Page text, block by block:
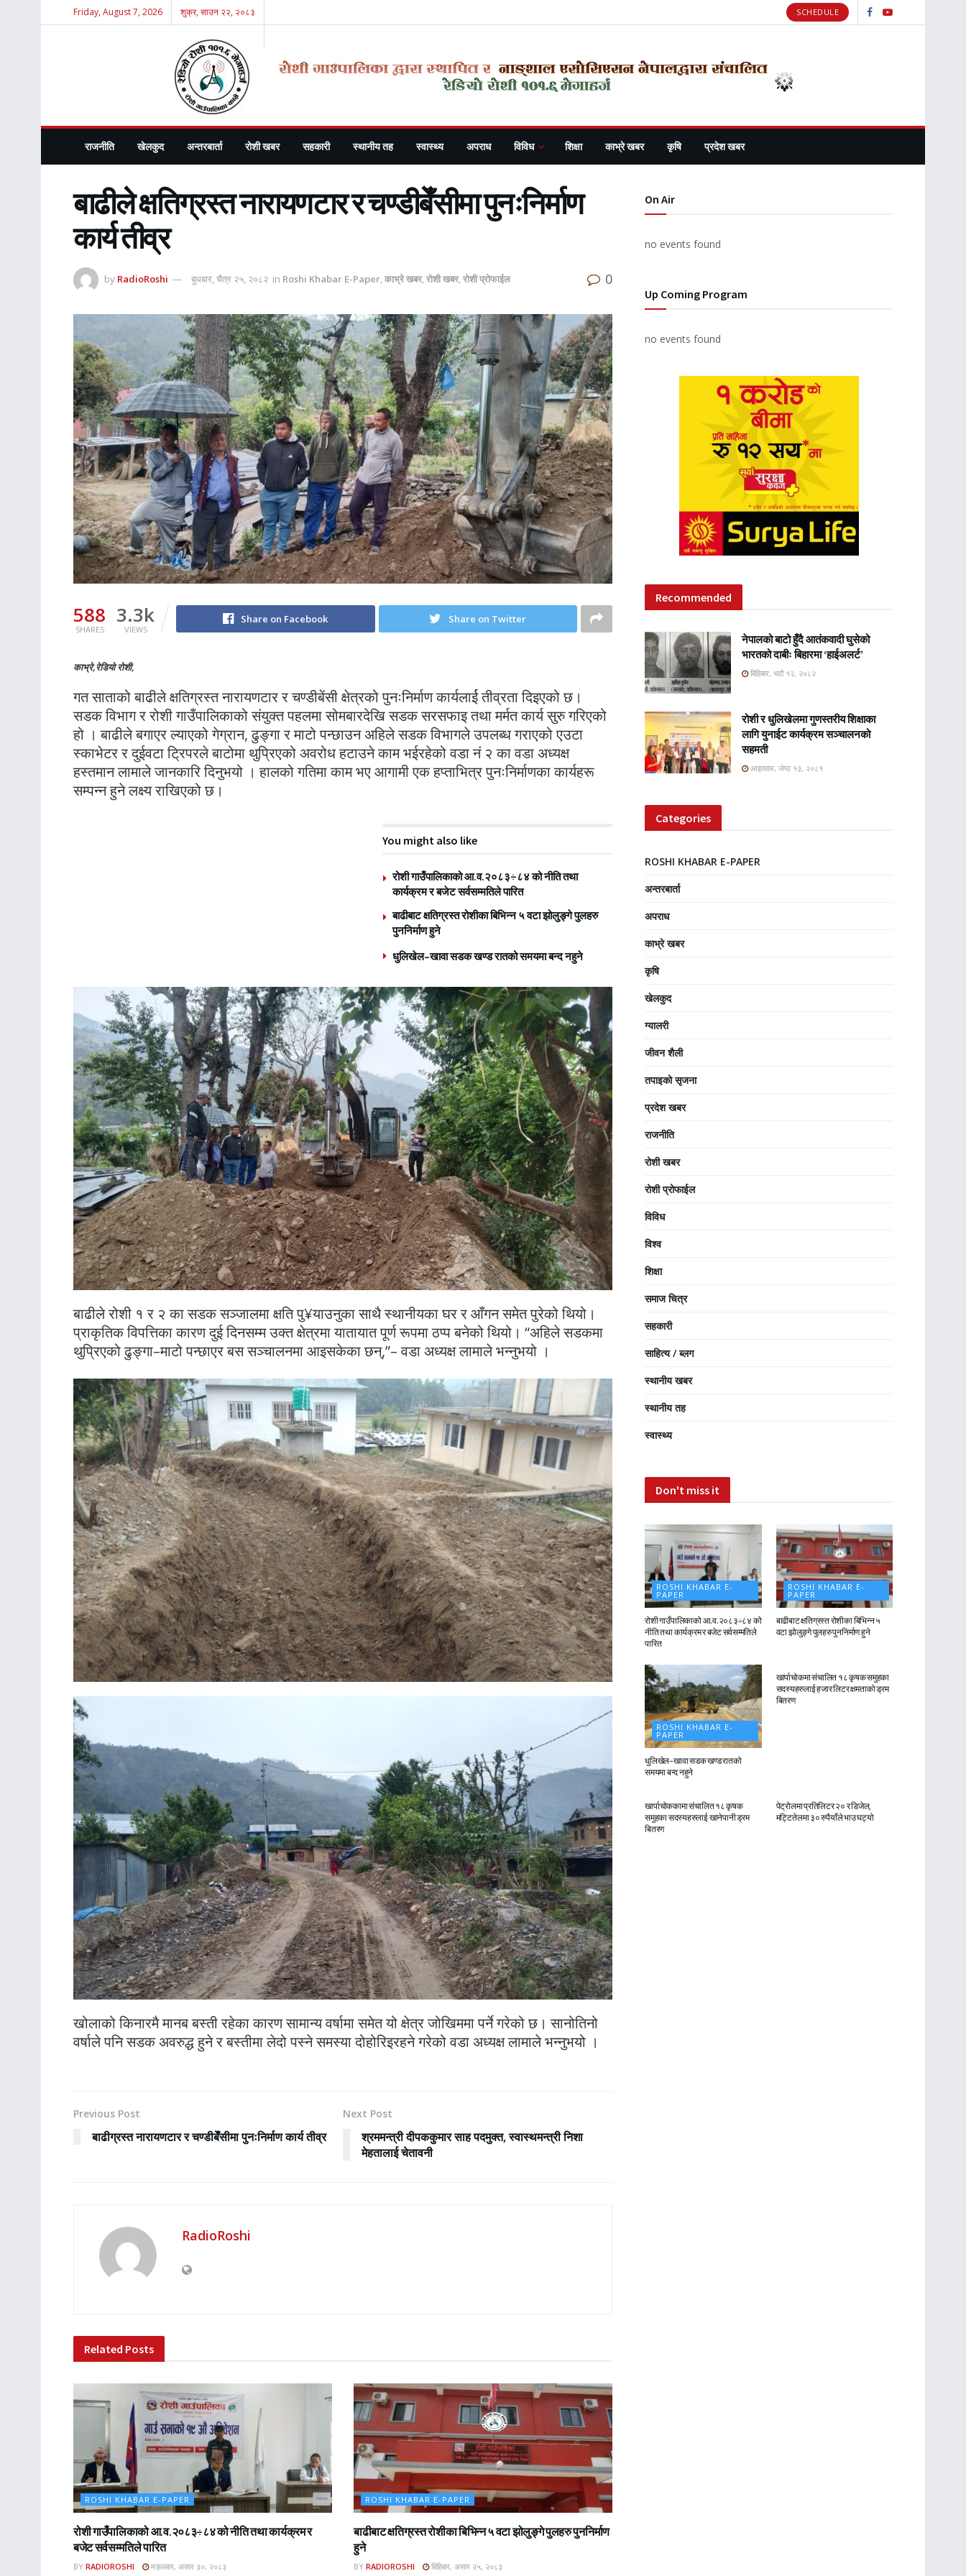
Friday, August 7, 2026 शुक्र, साउन २२, २०८३ SCHEDULE
राजनीति खेलकुद अन्तरबार्ता रोशी खबर सहकारी स्थानीय तह स्वास्थ्य अपराध विविध शिक्षा काभ्रे खबर कृषि प्रदेश खबर
बाढीले क्षतिग्रस्त नारायणटार र चण्डीबेँसीमा पुनःनिर्माण
कार्य तीव्र
by RadioRoshi बुधबार, चैत्र २५, २०८२ in Roshi Khabar E-Paper,काभ्रे खबर,रोशी खबर,रोशी प्रोफाईल 0
588
SHARES
3.3k
VIEWS
Share on Facebook Share on Twitter
काभ्रे,रेडियो रोशी,
गत साताको बाढीले क्षतिग्रस्त नारायणटार र चण्डीबेंसी क्षेत्रको पुनःनिर्माण कार्यलार्ई तीव्रता दिइएको छ।
सडक विभाग र रोशी गाउँपालिकाको संयुक्त पहलमा सोमबारदेखि सडक सरसफाइ तथा मर्मत कार्य सुरु गरिएको
हो । बाढीले बगाएर ल्याएको गेग्रान, ढुङ्गा र माटो पन्छाउन अहिले सडक विभागले उपलब्ध गराएको एउटा
स्काभेटर र दुईवटा ट्रिपरले बाटोमा थुप्रिएको अवरोध हटाउने काम भईरहेको वडा नं २ का वडा अध्यक्ष
हस्तमान लामाले जानकारि दिनुभयो । हालको गतिमा काम भए आगामी एक हप्ताभित्र पुनःनिर्माणका कार्यहरू
सम्पन्न हुने लक्ष्य राखिएको छ।
You might also like
रोशी गाउँपालिकाको आ.व.२०८३÷८४ को नीति तथा
कार्यक्रम र बजेट सर्वसम्मतिले पारित
बाढीबाट क्षतिग्रस्त रोशीका बिभिन्न ५ वटा झोलुङ्गे पुलहरु
पुननिर्माण हुने
धुलिखेल–खावा सडक खण्ड रातको समयमा बन्द नहुने
बाढीले रोशी १ र २ का सडक सञ्जालमा क्षति पु¥याउनुका साथै स्थानीयका घर र आँगन समेत पुरेको थियो।
प्राकृतिक विपत्तिका कारण दुई दिनसम्म उक्त क्षेत्रमा यातायात पूर्ण रूपमा ठप्प बनेको थियो। “अहिले सडकमा
थुप्रिएको ढुङ्गा–माटो पन्छाएर बस सञ्चालनमा आइसकेका छन्,”– वडा अध्यक्ष लामाले भन्नुभयो ।
खोलाको किनारमै मानब बस्ती रहेका कारण सामान्य वर्षामा समेत यो क्षेत्र जोखिममा पर्ने गरेको छ। सानोतिनो
वर्षाले पनि सडक अवरुद्ध हुने र बस्तीमा लेदो पस्ने समस्या दोहोरिइरहने गरेको वडा अध्यक्ष लामाले भन्नुभयो ।
Previous Post
बाढीग्रस्त नारायणटार र चण्डीबेँसीमा पुनःनिर्माण कार्य तीव्र
Next Post
श्रममन्त्री दीपककुमार साह पदमुक्त, स्वास्थमन्त्री निशा
मेहतालाई चेतावनी
RadioRoshi
Related Posts
ROSHI KHABAR E-PAPER
रोशी गाउँपालिकाको आ.व.२०८३÷८४ को नीति तथा कार्यक्रम र
बजेट सर्वसम्मतिले पारित
BY RADIOROSHI मङ्लबार, असार ३०, २०८३
ROSHI KHABAR E-PAPER
बाढीबाट क्षतिग्रस्त रोशीका बिभिन्न ५ वटा झोलुङ्गे पुलहरु पुननिर्माण
हुने
BY RADIOROSHI बिहिबार, असार २५, २०८३
On Air
no events found
Up Coming Program
no events found
Recommended
नेपालको बाटो हुँदै आतंकवादी घुसेको
भारतको दाबीः बिहारमा ‘हाईअलर्ट’
बिहिबार, भदौ १२, २०८२
रोशी र धुलिखेलमा गुणस्तरीय शिक्षाका
लागि युनाईट कार्यक्रम सञ्चालनको
सहमती
आइतवार, जेष्ठ १३, २०८१
Categories
ROSHI KHABAR E-PAPER
अन्तरबार्ता
अपराध
काभ्रे खबर
कृषि
खेलकुद
ग्यालरी
जीवन शैली
तपाइको सृजना
प्रदेश खबर
राजनीति
रोशी खबर
रोशी प्रोफाईल
विविध
विश्व
शिक्षा
समाज चित्र
सहकारी
साहित्य / ब्लग
स्थानीय खबर
स्थानीय तह
स्वास्थ्य
Don't miss it
ROSHI KHABAR E-
PAPER
रोशी गाउँपालिकाको आ.व.२०८३÷८४ को
नीति तथा कार्यक्रम र बजेट सर्वसम्मतिले
पारित
ROSHI KHABAR E-
PAPER
बाढीबाट क्षतिग्रस्त रोशीका बिभिन्न ५
वटा झोलुङ्गे पुलहरु पुननिर्माण हुने
ROSHI KHABAR E-
PAPER
धुलिखेल–खावा सडक खण्ड रातको
समयमा बन्द नहुने
खार्पाचोकमा संचालित १८ कृषक समुहका
सदस्यहरुलाई हजार लिटर क्षमताको ड्रम
बितरण
ROSHI KHABAR E-
खार्पाचोककामा संचालित १८ कृषक
समुहका सदस्यहरुलाई खानेपानी ड्रम
बितरण
पेट्रोलमा प्रतिलिटर २० र डिजेल,
मट्टितेलमा ३० रुपैयाँले भाउ घट्यो